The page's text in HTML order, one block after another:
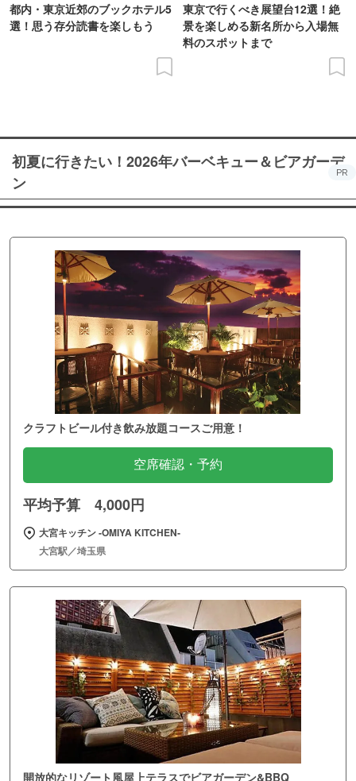
都内・東京近郊のブックホテル5
選！思う存分読書を楽しもう
東京で行くべき展望台12選！絶
景を楽しめる新名所から入場無
料のスポットまで
初夏に行きたい！2026年バーベキュー＆ビアガーデ
ン
PR
クラフトビール付き飲み放題コースご用意！
空席確認・予約
平均予算 4,000円
大宮キッチン ‐OMIYA KITCHEN‐
大宮駅／埼玉県
開放的なリゾート風屋上テラスでビアガーデン&BBQ